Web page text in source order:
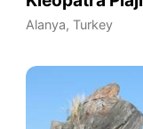
Alanya, Turkey